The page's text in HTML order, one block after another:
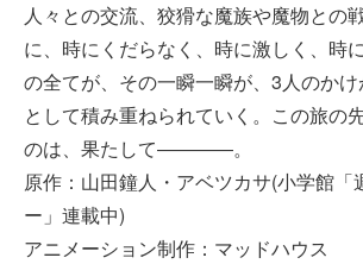
人々との交流、狡猾な魔族や魔物との
に、時にくだらなく、時に激しく、時
の全てが、その一瞬一瞬が、3人のか
として積み重ねられていく。この旅の
のは、果たして――――。
原作：山田鐘人・アベツカサ(小学館「
ー」連載中)
アニメーション制作：マッドハウス